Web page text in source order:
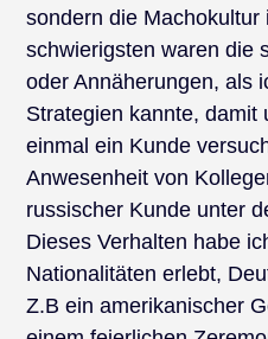
sondern die Machokultur
schwierigsten waren die
oder Annäherungen, als
Strategien kannte, damit
einmal ein Kunde
Anwesenheit von
russischer Kunde unter
Dieses Verhalten habe
Nationalitäten erlebt,
Z.B ein amerikanischer